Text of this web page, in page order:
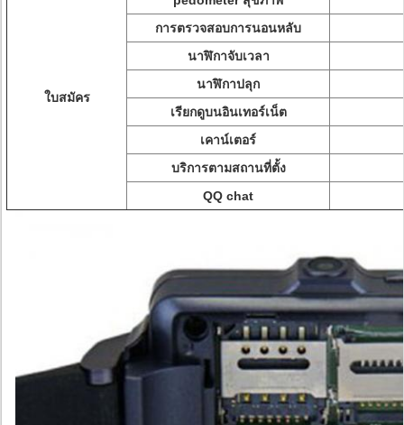
ใบสมัคร
การตรวจสอบการนอนหลับ
นาฬิกาจับเวลา
นาฬิกาปลุก
เรียกดูบนอินเทอร์เน็ต
เคาน์เตอร์
บริการตามสถานที่ตั้ง
QQ chat